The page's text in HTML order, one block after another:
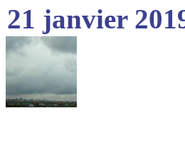
21 janvier